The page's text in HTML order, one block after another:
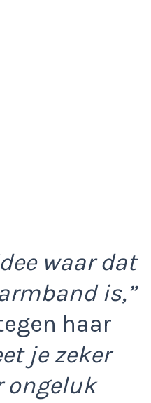
waar dat
is,”
haar
je zeker
ongeluk